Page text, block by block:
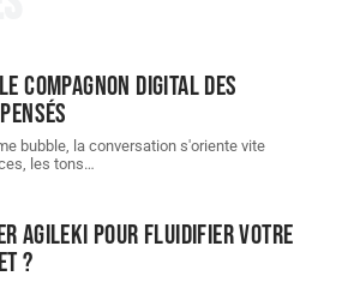
compagnon digital des
bubble, la conversation s'oriente vite
les tons…
Agileki pour fluidifier votre
?